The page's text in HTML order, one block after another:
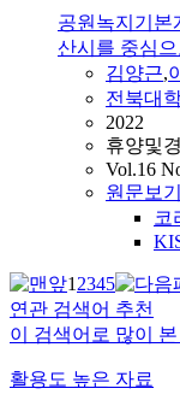
공원녹지기본
산시를 중심
김양근,
전북대
2022
휴양및
Vol.16
원문보기
코
12345
연관 검색어 추천
이 검색어로 많이
활용도 높은 자료